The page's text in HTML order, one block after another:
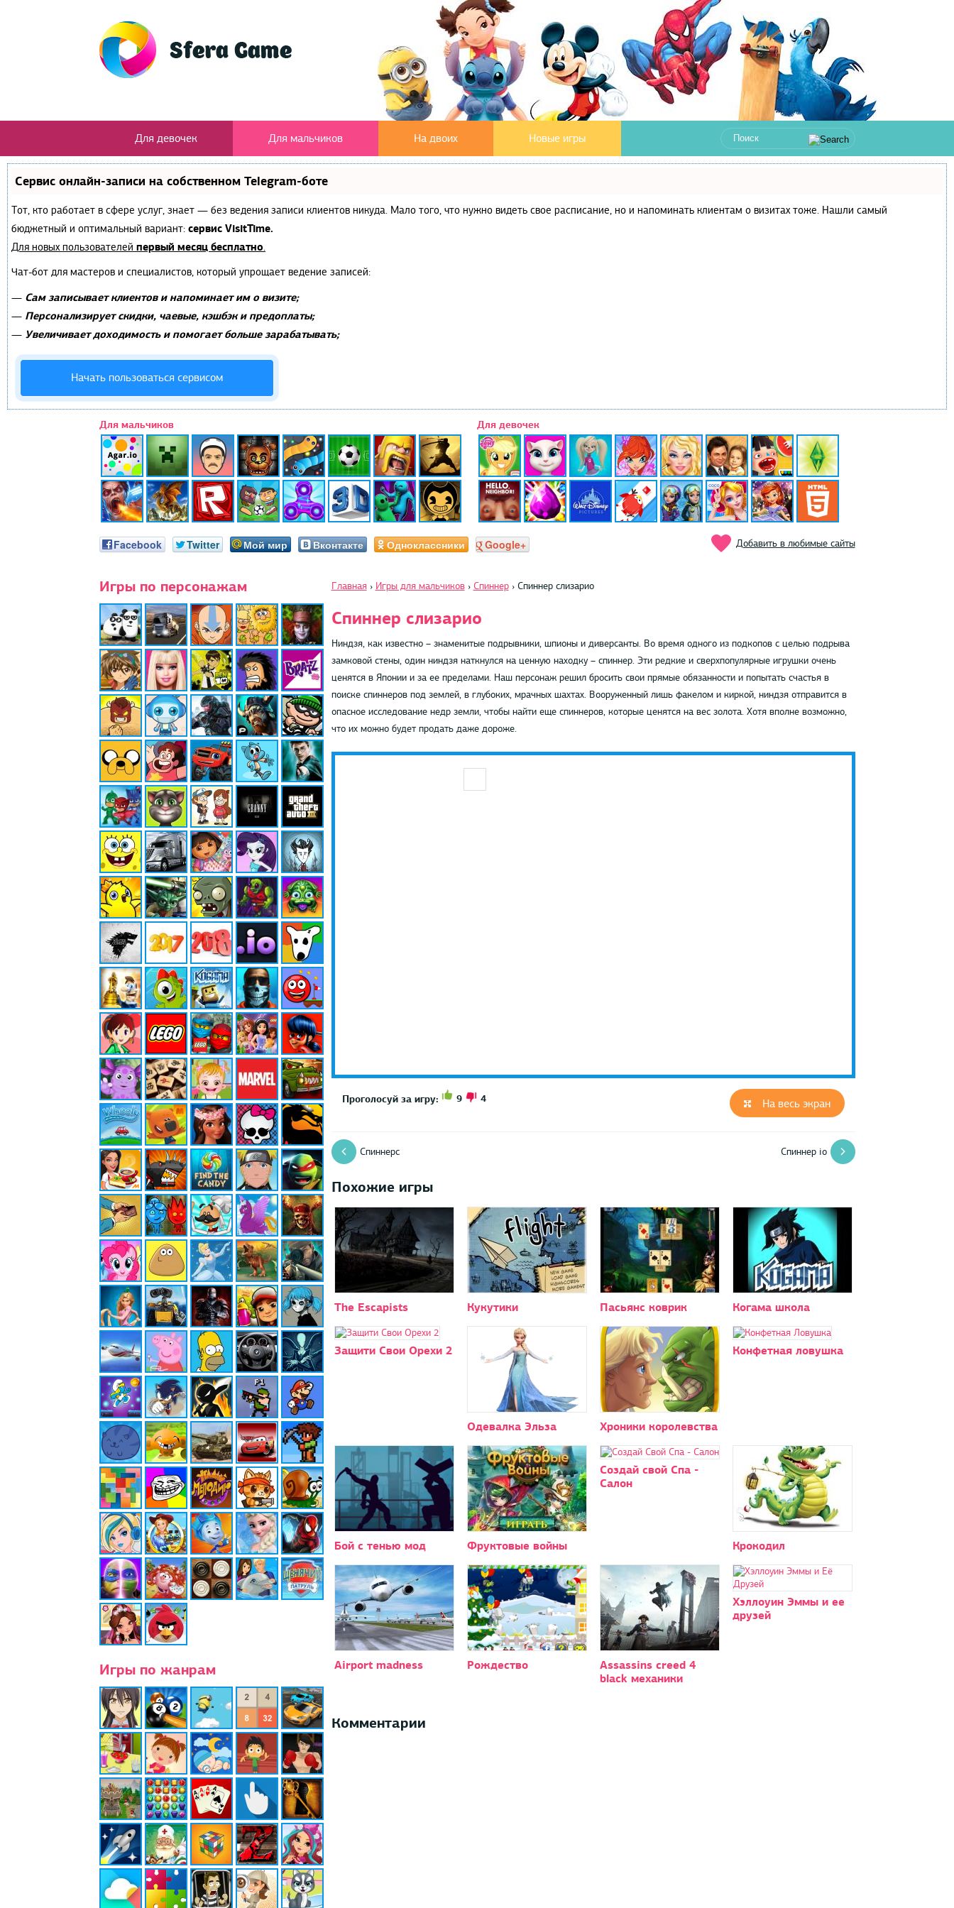
Для девочек Для мальчиков На двоих Новые игры
Сервис онлайн-записи на собственном Telegram-боте
Тот, кто работает в сфере услуг, знает — без ведения записи клиентов никуда. Мало того, что нужно видеть свое расписание, но и напоминать клиентам о визитах тоже. Нашли самый
бюджетный и оптимальный вариант: сервис VisitTime.
Для новых пользователей первый месяц бесплатно.
Чат-бот для мастеров и специалистов, который упрощает ведение записей:
— Сам записывает клиентов и напоминает им о визите;
— Персонализирует скидки, чаевые, кэшбэк и предоплаты;
— Увеличивает доходимость и помогает больше зарабатывать;
Начать пользоваться сервисом
Для мальчиков Для девочек
Facebook Twitter Мой мир Вконтакте Одноклассники Google+ Добавить в любимые сайты
Игры по персонажам
Игры по жанрам
Главная › Игры для мальчиков › Спиннер › Спиннер слизарио
Спиннер слизарио
Ниндзя, как известно – знаменитые подрывники, шпионы и диверсанты. Во время одного из подкопов с целью подрыва
замковой стены, один ниндзя наткнулся на ценную находку – спиннер. Эти редкие и сверхпопулярные игрушки очень
ценятся в Японии и за ее пределами. Наш персонаж решил бросить свои прямые обязанности и попытать счастья в
поиске спиннеров под землей, в глубоких, мрачных шахтах. Вооруженный лишь факелом и киркой, ниндзя отправится в
опасное исследование недр земли, чтобы найти еще спиннеров, которые ценятся на вес золота. Хотя вполне возможно,
что их можно будет продать даже дороже.
На весь экран
Проголосуй за игру: 9 4
Спиннерс Спиннер io
Похожие игры
The Escapists Кукутики Пасьянс коврик Когама школа
Защити Свои Орехи 2
Одевалка Эльза Хроники королевства
Конфетная ловушка
Бой с тенью мод Фруктовые войны
Создай свой Спа -
Салон
Крокодил
Airport madness Рождество
Assassins creed 4
black механики
Хэллоуин Эммы и ее
друзей
Комментарии